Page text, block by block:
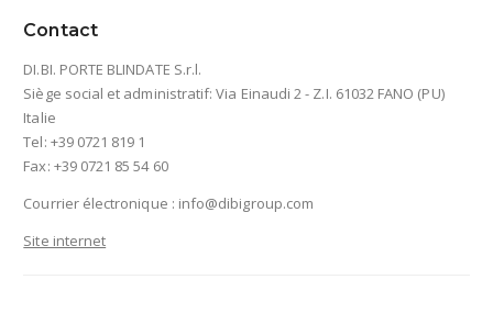
Contact
DI.BI. PORTE BLINDATE S.r.l.
Siège social et administratif: Via Einaudi 2 - Z.I. 61032 FANO (PU)
Italie
Tel: +39 0721 819 1
Fax: +39 0721 85 54 60
Courrier électronique : info@dibigroup.com
Site internet